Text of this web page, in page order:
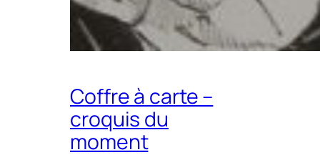
Coffre à carte –
croquis du
moment